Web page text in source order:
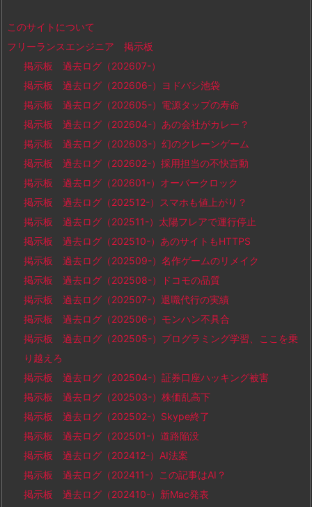
このサイトについて
フリーランスエンジニア 掲示板
掲示板 過去ログ（202607-）
掲示板 過去ログ（202606-）ヨドバシ池袋
掲示板 過去ログ（202605-）電源タップの寿命
掲示板 過去ログ（202604-）あの会社がカレー？
掲示板 過去ログ（202603-）幻のクレーンゲーム
掲示板 過去ログ（202602-）採用担当の不快言動
掲示板 過去ログ（202601-）オーバークロック
掲示板 過去ログ（202512-）スマホも値上がり？
掲示板 過去ログ（202511-）太陽フレアで運行停止
掲示板 過去ログ（202510-）あのサイトもHTTPS
掲示板 過去ログ（202509-）名作ゲームのリメイク
掲示板 過去ログ（202508-）ドコモの品質
掲示板 過去ログ（202507-）退職代行の実績
掲示板 過去ログ（202506-）モンハン不具合
掲示板 過去ログ（202505-）プログラミング学習、ここを乗
り越えろ
掲示板 過去ログ（202504-）証券口座ハッキング被害
掲示板 過去ログ（202503-）株価乱高下
掲示板 過去ログ（202502-）Skype終了
掲示板 過去ログ（202501-）道路陥没
掲示板 過去ログ（202412-）AI法案
掲示板 過去ログ（202411-）この記事はAI？
掲示板 過去ログ（202410-）新Mac発表